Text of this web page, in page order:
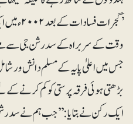
’گجرات
وقت کے سربراہ کے سدرشن جی سے
جس میں اعلیٰ پایہ کے مسلم دانش ور
بڑھتی ہوئی فرقہ پرستی کو کم کرنے
ایک رکن نے بتایا: ’’جب ہم نے